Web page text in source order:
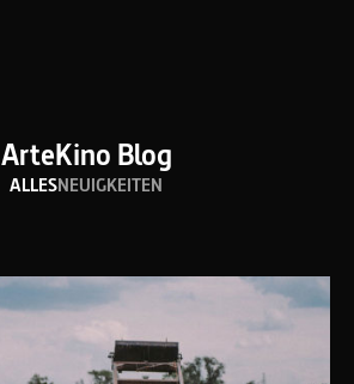
ArteKino Blog
ALLESNEUIGKEITEN